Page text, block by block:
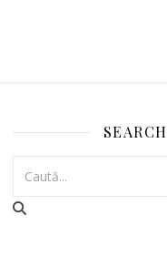
SEARCH